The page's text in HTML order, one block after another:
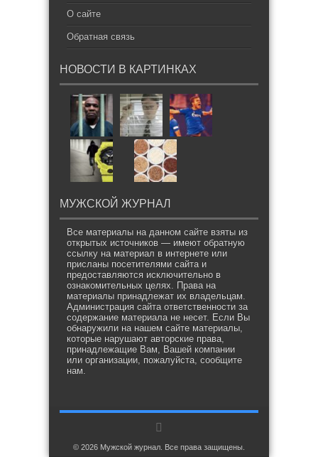
О сайте
Обратная связь
НОВОСТИ В КАРТИНКАХ
МУЖСКОЙ ЖУРНАЛ
Все материалы на данном сайте взяты из
открытых источников — имеют обратную
ссылку на материал в интернете или
присланы посетителями сайта и
предоставляются исключительно в
ознакомительных целях. Права на
материалы принадлежат их владельцам.
Администрация сайта ответственности за
содержание материала не несет. Если Вы
обнаружили на нашем сайте материалы,
которые нарушают авторские права,
принадлежащие Вам, Вашей компании
или организации, пожалуйста, сообщите
нам.
© 2026 Мужской журнал. Все права защищены.